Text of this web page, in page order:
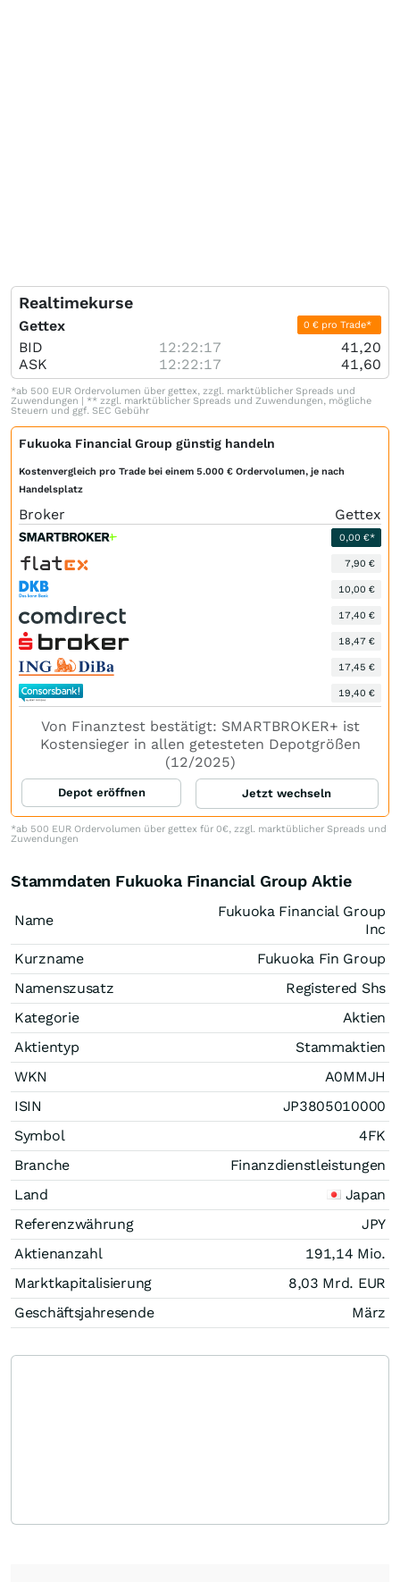
Realtimekurse
Gettex 0 € pro Trade*
BID 12:22:17
41,20
ASK
12:22:17 41,60
*ab 500 EUR Ordervolumen über gettex, zzgl. marktüblicher Spreads und
Zuwendungen | ** zzgl. marktüblicher Spreads und Zuwendungen, mögliche
Steuern und ggf. SEC Gebühr
Fukuoka Financial Group günstig handeln
Kostenvergleich pro Trade bei einem 5.000 € Ordervolumen, je nach
Handelsplatz
Broker Gettex
0,00 €*
7,90 €
10,00 €
17,40 €
18,47 €
17,45 €
19,40 €
Von Finanztest bestätigt: SMARTBROKER+ ist
Kostensieger in allen getesteten Depotgrößen
(12/2025)
Depot eröffnen Jetzt wechseln
*ab 500 EUR Ordervolumen über gettex für 0€, zzgl. marktüblicher Spreads und
Zuwendungen
Stammdaten Fukuoka Financial Group Aktie
Name
Fukuoka Financial Group
Inc
Kurzname
Fukuoka Fin Group
Namenszusatz
Registered Shs
Kategorie
Aktien
Aktientyp
Stammaktien
WKN
A0MMJH
ISIN
JP3805010000
Symbol
4FK
Branche
Finanzdienstleistungen
Land
Japan
Referenzwährung
JPY
Aktienanzahl
191,14 Mio.
Marktkapitalisierung
8,03 Mrd. EUR
Geschäftsjahresende
März